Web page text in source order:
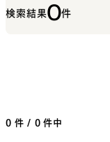
検索結果0件
0 件 / 0 件中